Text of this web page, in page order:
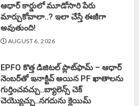
ఆధార్ కార్డులో మూడోసారి పేరు
మార్చుకోవాలా..? ఇలా చేస్తే ఈజీగా
అవుతుంది!
AUGUST 6, 2026
EPFO కొత్త డిజిటల్ ప్లాట్‌ఫామ్‌ – ఆధార్
నెంబర్‌తో ఇనాక్టివ్ అయిన PF ఖాతాలను
గుర్తించవచ్చు..బ్యాలెన్స్ చెక్
చెయ్యొచ్చు..నగదును క్లెయిమ్